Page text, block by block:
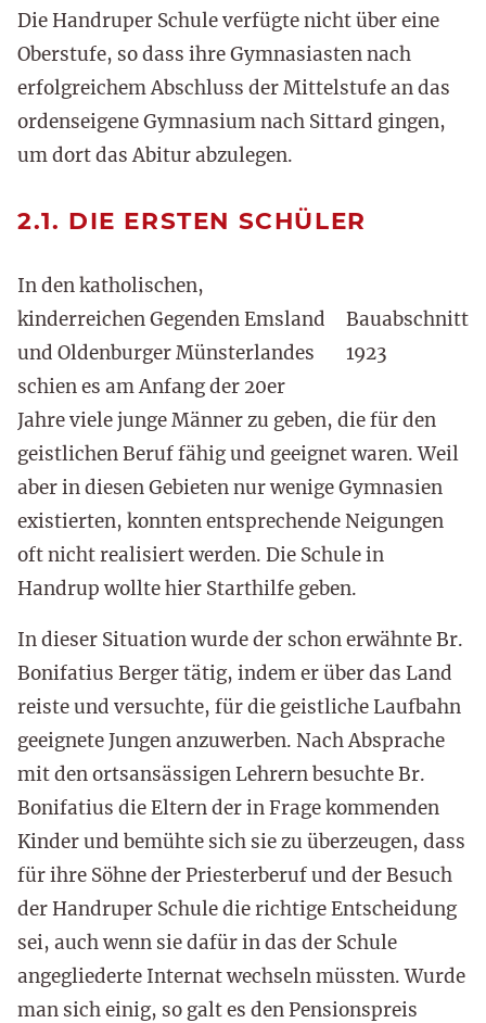
Die Handruper Schule verfügte nicht über eine
Oberstufe, so dass ihre Gymnasiasten nach
erfolgreichem Abschluss der Mittelstufe an das
ordenseigene Gymnasium nach Sittard gingen,
um dort das Abitur abzulegen.
2.1. DIE ERSTEN SCHÜLER
Bauabschnitt
1923
In den katholischen,
kinderreichen Gegenden Emsland
und Oldenburger Münsterlandes
schien es am Anfang der 20er
Jahre viele junge Männer zu geben, die für den
geistlichen Beruf fähig und geeignet waren. Weil
aber in diesen Gebieten nur wenige Gymnasien
existierten, konnten entsprechende Neigungen
oft nicht realisiert werden. Die Schule in
Handrup wollte hier Starthilfe geben.
In dieser Situation wurde der schon erwähnte Br.
Bonifatius Berger tätig, indem er über das Land
reiste und versuchte, für die geistliche Laufbahn
geeignete Jungen anzuwerben. Nach Absprache
mit den ortsansässigen Lehrern besuchte Br.
Bonifatius die Eltern der in Frage kommenden
Kinder und bemühte sich sie zu überzeugen, dass
für ihre Söhne der Priesterberuf und der Besuch
der Handruper Schule die richtige Entscheidung
sei, auch wenn sie dafür in das der Schule
angegliederte Internat wechseln müssten. Wurde
man sich einig, so galt es den Pensionspreis